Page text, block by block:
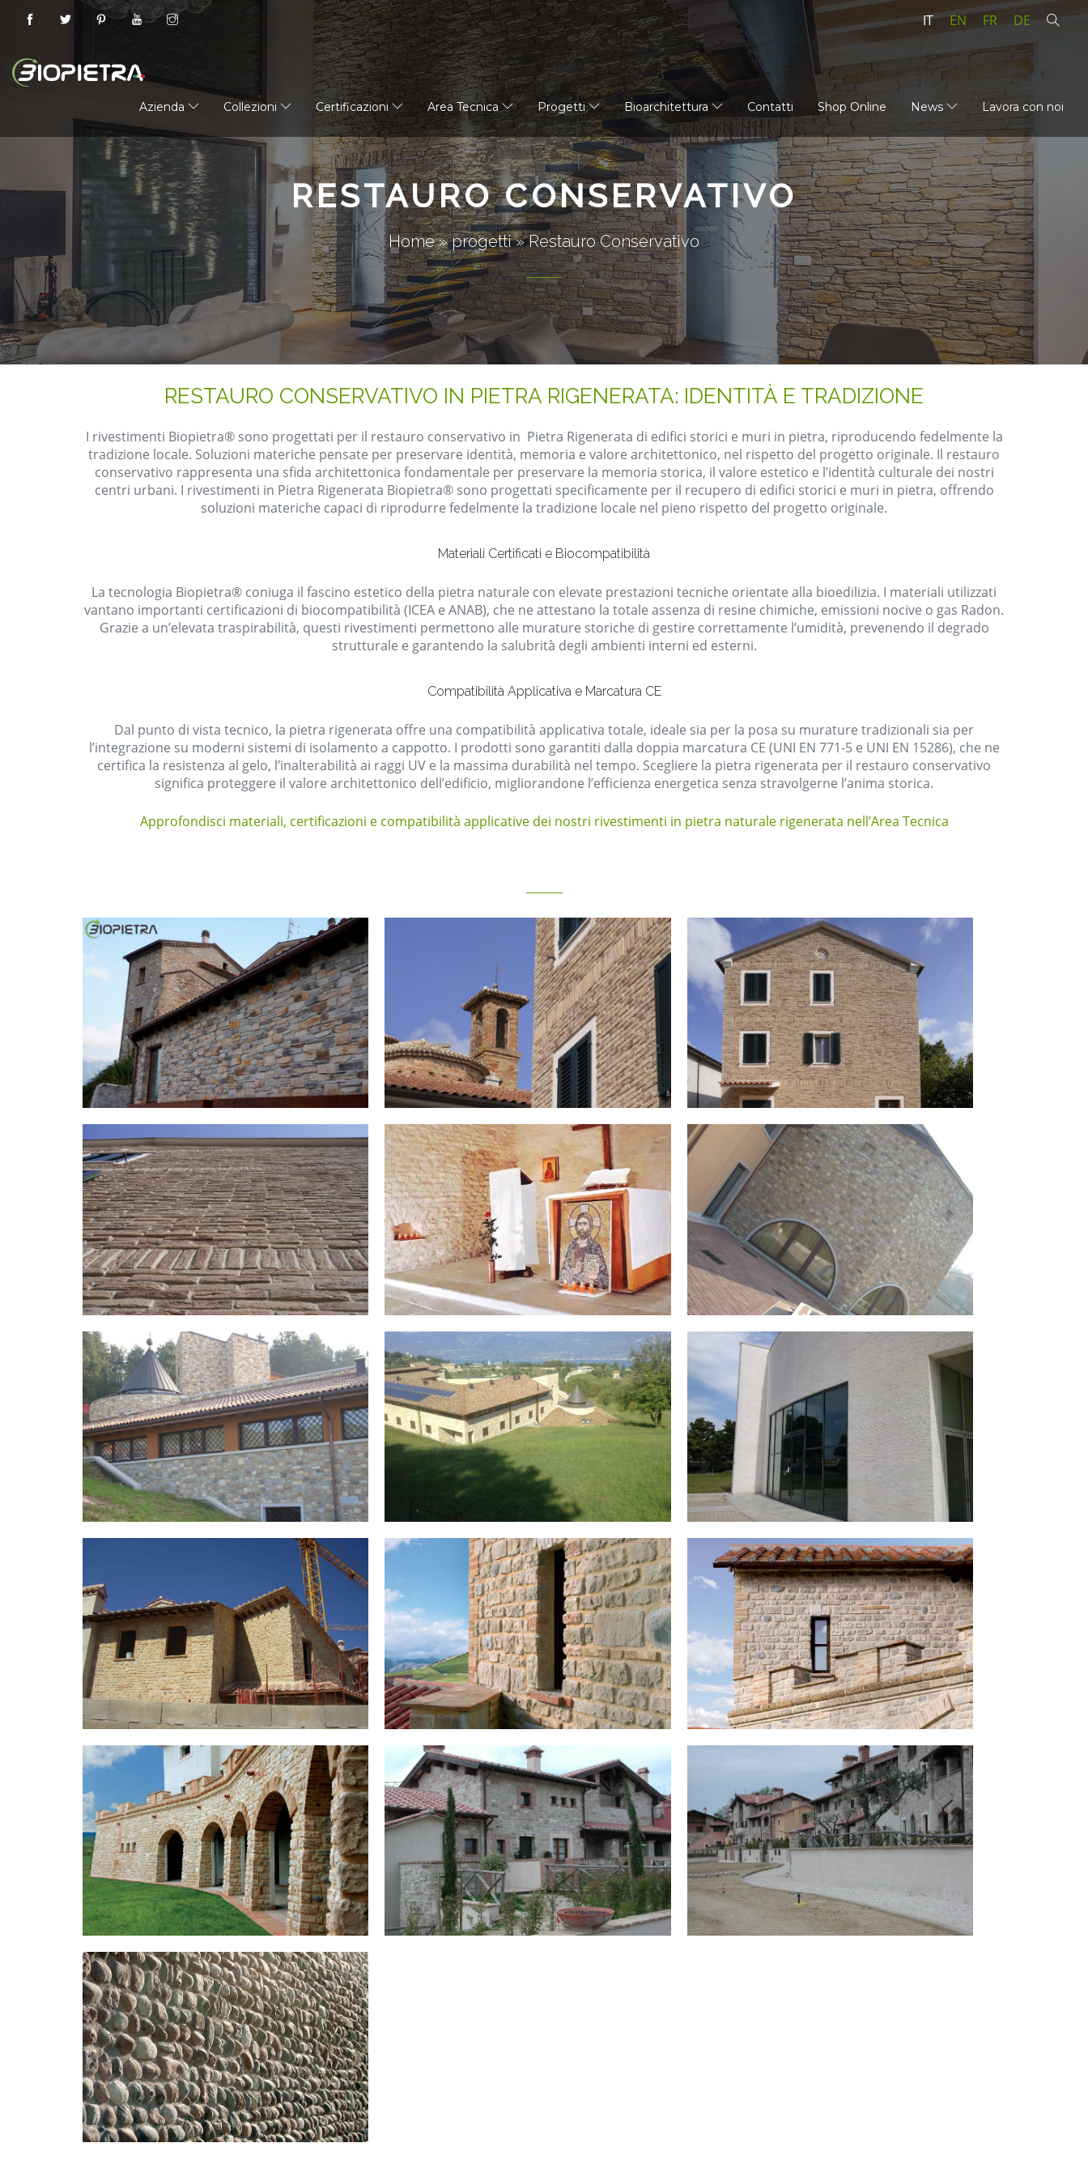
IT EN FR DE
Azienda Collezioni Certificazioni Area Tecnica Progetti Bioarchitettura Contatti Shop Online News Lavora con noi
RESTAURO CONSERVATIVO
Home»progetti»Restauro Conservativo
RESTAURO CONSERVATIVO IN PIETRA RIGENERATA: IDENTITÀ E TRADIZIONE
I rivestimenti Biopietra® sono progettati per il restauro conservativo in Pietra Rigenerata di edifici storici e muri in pietra, riproducendo fedelmente la
tradizione locale. Soluzioni materiche pensate per preservare identità, memoria e valore architettonico, nel rispetto del progetto originale. Il restauro
conservativo rappresenta una sfida architettonica fondamentale per preservare la memoria storica, il valore estetico e l’identità culturale dei nostri
centri urbani. I rivestimenti in Pietra Rigenerata Biopietra® sono progettati specificamente per il recupero di edifici storici e muri in pietra, offrendo
soluzioni materiche capaci di riprodurre fedelmente la tradizione locale nel pieno rispetto del progetto originale.
Materiali Certificati e Biocompatibilità
La tecnologia Biopietra® coniuga il fascino estetico della pietra naturale con elevate prestazioni tecniche orientate alla bioedilizia. I materiali utilizzati
vantano importanti certificazioni di biocompatibilità (ICEA e ANAB), che ne attestano la totale assenza di resine chimiche, emissioni nocive o gas Radon.
Grazie a un’elevata traspirabilità, questi rivestimenti permettono alle murature storiche di gestire correttamente l’umidità, prevenendo il degrado
strutturale e garantendo la salubrità degli ambienti interni ed esterni.
Compatibilità Applicativa e Marcatura CE
Dal punto di vista tecnico, la pietra rigenerata offre una compatibilità applicativa totale, ideale sia per la posa su murature tradizionali sia per
l’integrazione su moderni sistemi di isolamento a cappotto. I prodotti sono garantiti dalla doppia marcatura CE (UNI EN 771-5 e UNI EN 15286), che ne
certifica la resistenza al gelo, l’inalterabilità ai raggi UV e la massima durabilità nel tempo. Scegliere la pietra rigenerata per il restauro conservativo
significa proteggere il valore architettonico dell’edificio, migliorandone l’efficienza energetica senza stravolgerne l’anima storica.
Approfondisci materiali, certificazioni e compatibilità applicative dei nostri rivestimenti in pietra naturale rigenerata nell’Area Tecnica